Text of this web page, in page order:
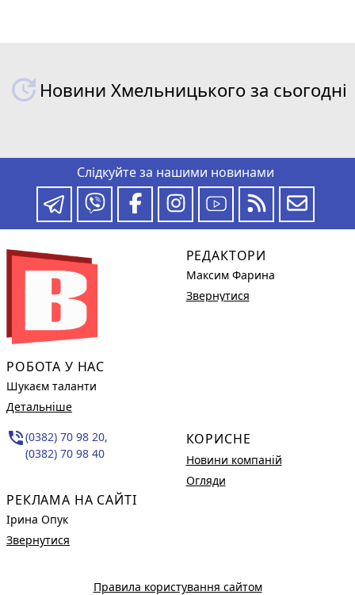
Новини Хмельницького за сьогодні
Слідкуйте за нашими новинами
РОБОТА У НАС
Шукаєм таланти
Детальніше
phone_in_talk(0382) 70 98 20,
(0382) 70 98 40
РЕКЛАМА НА САЙТІ
Ірина Опук
Звернутися
РЕДАКТОРИ
Максим Фарина
Звернутися
КОРИСНЕ
Новини компаній
Огляди
Правила користування сайтом